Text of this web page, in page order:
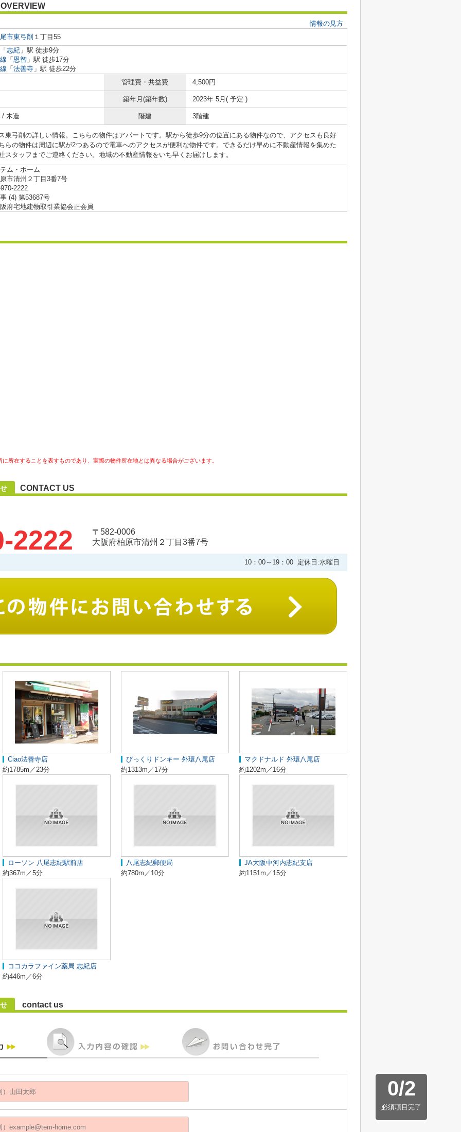
OVERVIEW
情報の見方
市東弓削 １丁目55
「 志紀 」駅 徒歩9分
「 恩智 」駅 徒歩17分
「 法善寺 」駅 徒歩22分
管理費・共益費 4,500円
築年月(築年数) 2023年 5月( 予定 )
/ 木造 階建 3階建
東弓削の詳しい情報。こちらの物件はアパートです。駅から徒歩9分の位置にある物件なので、アクセスも良好
らの物件は周辺に駅が2つあるので電車へのアクセスが便利な物件です。できるだけ早めに不動産情報を集めた
スタッフまでご連絡ください。地域の不動産情報をいち早くお届けします。
ム・ホーム
市清州２丁目3番7号
2222
(4) 第53687号
阪府宅地建物取引業協会正会員
所在することを表すものであり、実際の物件所在地とは異なる場合がございます。
CONTACT US
2222
〒582-0006
大阪府柏原市清州２丁目3番7号
10：00～19：00 定休日:水曜日
Ciao法善寺店
約1785m／23分
びっくりドンキー 外環八尾店
約1313m／17分
マクドナルド 外環八尾店
約1202m／16分
ローソン 八尾志紀駅前店
約367m／5分
八尾志紀郵便局
約780m／10分
JA大阪中河内志紀支店
約1151m／15分
ココカラファイン薬局 志紀店
約446m／6分
contact us
0/2
必須項目完了